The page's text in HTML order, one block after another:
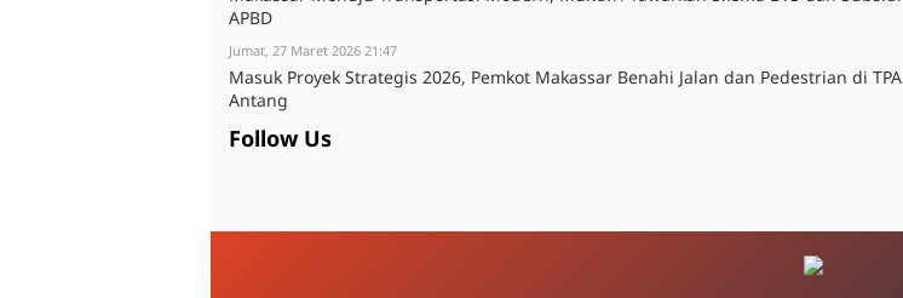
APBD
Jumat, 27 Maret 2026 21:47
Masuk Proyek Strategis 2026, Pemkot Makassar Benahi Jalan dan Pedestrian di TPA
Antang
Follow Us